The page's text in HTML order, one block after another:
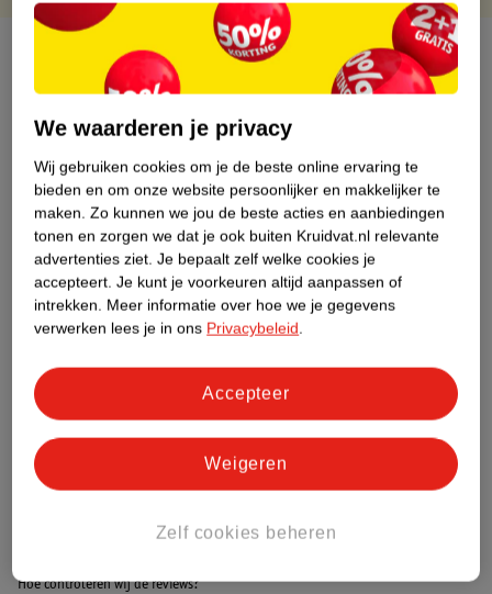
Over dit product
Etiketinformatie
Nature Impact Score
Dit product heeft (nog) geen Nature
Impact Score.
Meer informatie
Bestel & Bezorginformatie
Bekijk ook
Alle 6 maanden +
Hoe controleren wij de reviews?
We waarderen je privacy
Wij gebruiken cookies om je de beste online ervaring te
bieden en om onze website persoonlijker en makkelijker te
maken. Zo kunnen we jou de beste acties en aanbiedingen
tonen en zorgen we dat je ook buiten Kruidvat.nl relevante
advertenties ziet. Je bepaalt zelf welke cookies je
accepteert. Je kunt je voorkeuren altijd aanpassen of
intrekken. Meer informatie over hoe we je gegevens
verwerken lees je in ons Privacybeleid.
Zelf cookies beheren
Weigeren
Accepteer